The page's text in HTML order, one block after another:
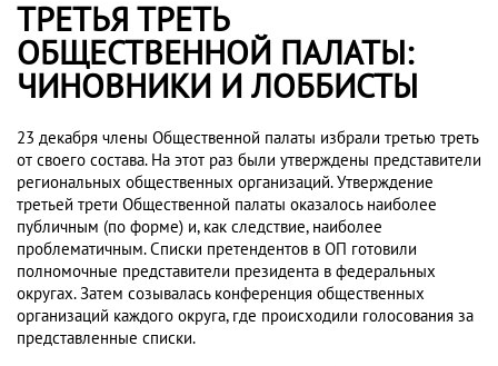
ТРЕТЬЯ ТРЕТЬ
ОБЩЕСТВЕННОЙ ПАЛАТЫ:
ЧИНОВНИКИ И ЛОББИСТЫ
23 декабря члены Общественной палаты избрали третью треть
от своего состава. На этот раз были утверждены представители
региональных общественных организаций. Утверждение
третьей трети Общественной палаты оказалось наиболее
публичным (по форме) и, как следствие, наиболее
проблематичным. Списки претендентов в ОП готовили
полномочные представители президента в федеральных
округах. Затем созывалась конференция общественных
организаций каждого округа, где происходили голосования за
представленные списки.